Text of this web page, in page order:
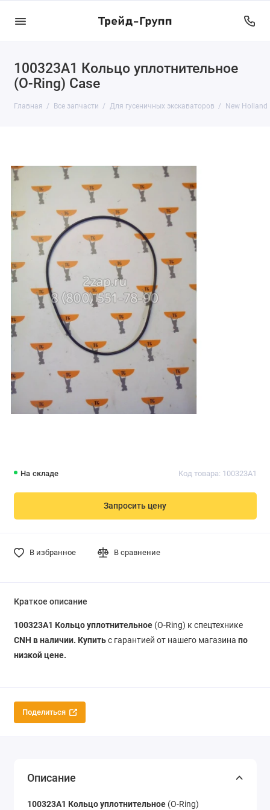
100323A1 Кольцо уплотнительное
(O-Ring) Case
Главная Все запчасти Для гусеничных экскаваторов New Holland
На складе Код товара: 100323A1
Запросить цену
В избранное В сравнение
Краткое описание
100323A1 Кольцо уплотнительное(O-Ring) к спецтехнике
CNH в наличии. Купитьс гарантией от нашего магазина по
низкой цене.
Поделиться
Описание
100323A1 Кольцо уплотнительное (O-Ring)